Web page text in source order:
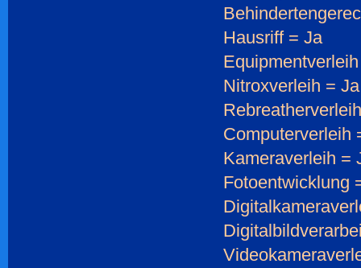
Hausriff = Ja
Nitroxverleih = Ja
Computerverleih
Kameraverleih =
Fotoentwicklung